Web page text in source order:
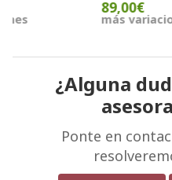
más variaciones
¿Alguna
Ponte en